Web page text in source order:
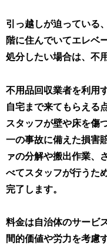
引っ越しが迫っている
階に住んでいてエレベ
処分したい場合は、不
不用品回収業者を利用
自宅まで来てもらえる
スタッフが壁や床を傷
一の事故に備えた損害
ァの分解や搬出作業、
べてスタッフが行うた
完了します。
料金は自治体のサービ
間的価値や労力を考慮